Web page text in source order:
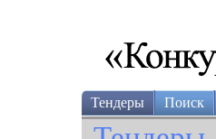
Тендеры Поиск